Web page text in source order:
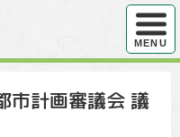
ハンバ
MENU
市計画審議会 議